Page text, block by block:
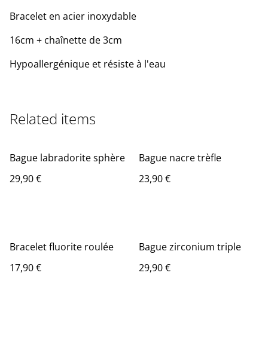
Bracelet en acier inoxydable
16cm + chaînette de 3cm
Hypoallergénique et résiste à l'eau
Related items
Bague labradorite sphère
29,90 €
Bague nacre trèfle
23,90 €
Bracelet fluorite roulée
17,90 €
Bague zirconium triple
29,90 €